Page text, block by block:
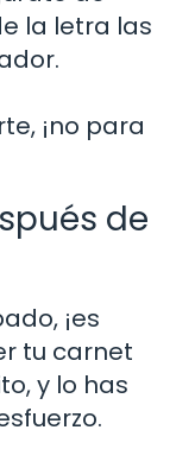
la letra las
¡no para
de
¡es
tu carnet
y lo has